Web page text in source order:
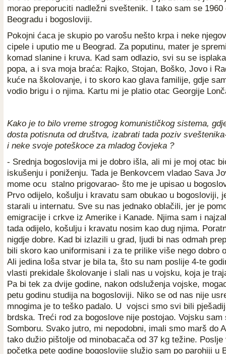
morao preporuciti nadležni sveštenik. I tako sam se 1960
Beogradu i bogosloviji.
Pokojni ćaca je skupio po varošu nešto krpa i neke
cipele i uputio me u Beograd. Za poputinu, mater je
komad slanine i kruva. Kad sam odlazio, svi su se
popa, a i sva moja braća: Rajko, Stojan, Boško, Jovo i
kuće na školovanje, i to skoro kao glava familije, gdje
vodio brigu i o njima. Kartu mi je platio otac Georgije
Kako je to bilo vreme strogog komunističkog sistema,
dosta potisnuta od društva, izabrati tada poziv
i neke svoje poteškoce za mladog čovjeka ?
- Srednja bogoslovija mi je dobro išla, ali mi je moj otac
iskušenju i poniženju. Tada je Benkovcem vladao Sava
mome ocu stalno prigovarao- što me je upisao u
Prvo odijelo, košulju i kravatu sam obukao u bogosloviji,
starali u internatu. Sve su nas jednako oblačili, jer je
emigracije i crkve iz Amerike i Kanade. Njima sam i
tada odijelo, košulju i kravatu nosim kao dug njima.
nigdje dobre. Kad bi izlazili u grad, ljudi bi nas odmah
bili skoro kao uniformisani i za te prilike više nego dobro
Ali jedina loša stvar je bila ta, što su nam poslije 4-te
vlasti prekidale školovanje i slali nas u vojsku, koja je
Pa bi tek za dvije godine, nakon odsluženja vojske,
petu godinu studija na bogosloviji. Niko se od nas nije
mnogima je to teško padalo. U vojsci smo svi bili
brdska. Treći rod za bogoslove nije postojao. Vojsku sam
Somboru. Svako jutro, mi nepodobni, imali smo marš do
tako dužio pištolje od minobacača od 37 kg težine.
početka pete godine bogoslovije služio sam po parohiji u